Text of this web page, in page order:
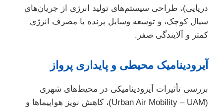
دریایی)، طراحی سیستم‌های تولید انرژی از جریان‌های
سیال کوچک، و توسعه وسایل پرنده با مصرف انرژی
کمتر و آلایندگی صفر.
آیرودینامیک محیطی و پایداری پرواز
بررسی تأثیرات آیرودینامیکی در محیط‌های شهری
(Urban Air Mobility – UAM)، کاهش نویز هواپیماها و